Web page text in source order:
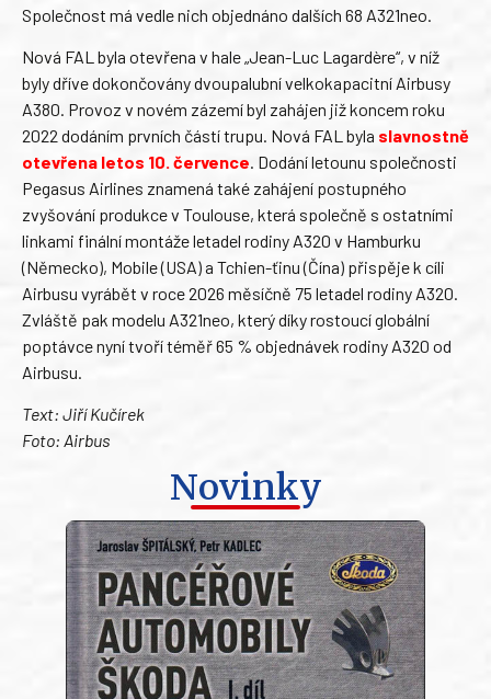
Společnost má vedle nich objednáno dalších 68 A321neo.
Nová FAL byla otevřena v hale „Jean-Luc Lagardère“, v níž
byly dříve dokončovány dvoupalubní velkokapacitní Airbusy
A380. Provoz v novém zázemí byl zahájen již koncem roku
2022 dodáním prvních částí trupu. Nová FAL byla slavnostně
otevřena letos 10. července. Dodání letounu společnosti
Pegasus Airlines znamená také zahájení postupného
zvyšování produkce v Toulouse, která společně s ostatními
linkami finální montáže letadel rodiny A320 v Hamburku
(Německo), Mobile (USA) a Tchien-ťinu (Čína) přispěje k cíli
Airbusu vyrábět v roce 2026 měsíčně 75 letadel rodiny A320.
Zvláště pak modelu A321neo, který díky rostoucí globální
poptávce nyní tvoří téměř 65 % objednávek rodiny A320 od
Airbusu.
Text: Jiří Kučírek
Foto: Airbus
Novinky